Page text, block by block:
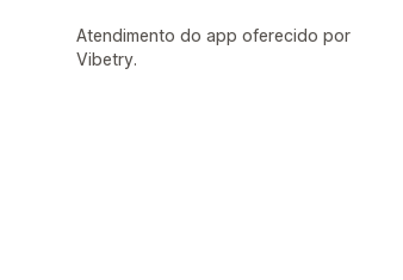
Atendimento do app oferecido por
Vibetry.